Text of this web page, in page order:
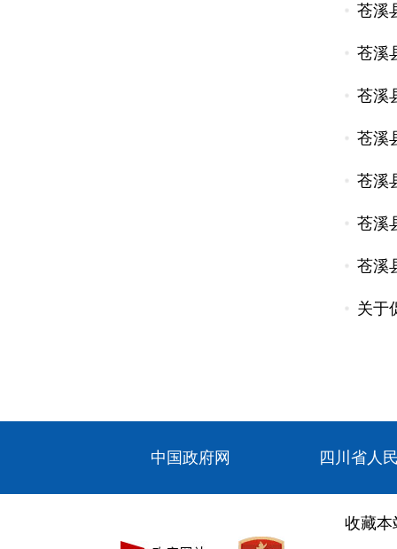
苍溪
苍溪
苍溪
苍溪
苍溪
苍溪
苍溪
关于
中国政府网 四川省人
收藏本